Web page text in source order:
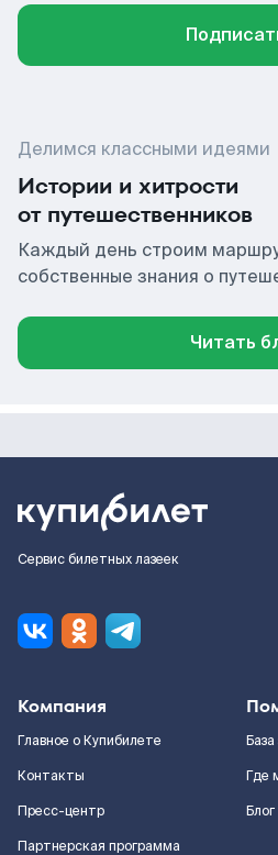
Делимся классными идеями
Истории и хитрости
от путешественников
Каждый день строим
собственные знания о
Читать
Сервис билетных лазеек
Компания
Главное о Купибилете
Контакты
Пресс-центр
Партнерская программа
База
Где
Блог